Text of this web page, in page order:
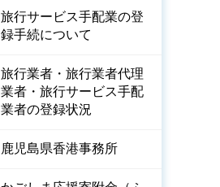
旅行サービス手配業の登
録手続について
旅行業者・旅行業者代理
業者・旅行サービス手配
業者の登録状況
鹿児島県香港事務所